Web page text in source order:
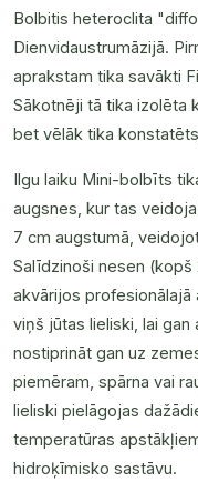
Bolbitis heteroclita
Dienvidaustrumāzijā.
aprakstam tika savākti
Sākotnēji tā tika izolēta
bet vēlāk tika
Ilgu laiku Mini-bolbīts
augsnes, kur tas
7 cm augstumā,
Salīdzinoši nesen
akvārijos
viņš jūtas lieliski, lai
nostiprināt gan uz
piemēram, spārna vai
lieliski pielāgojas
temperatūras
hidroķīmisko sastāvu.